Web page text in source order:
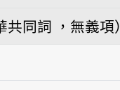
共同詞 ，無義項）